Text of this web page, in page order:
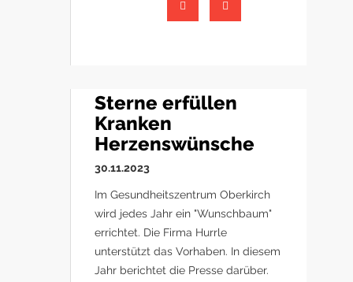
Sterne erfüllen
Kranken
Herzenswünsche
30.11.2023
Im Gesundheitszentrum Oberkirch
wird jedes Jahr ein "Wunschbaum"
errichtet. Die Firma Hurrle
unterstützt das Vorhaben. In diesem
Jahr berichtet die Presse darüber.